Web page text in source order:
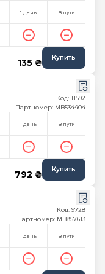
1 день В пути
135 ₴ Купить
Код: 11592
Партномер: MB534404
1 день В пути
792 ₴ Купить
Код: 9728
Партномер: MB857613
1 день В пути